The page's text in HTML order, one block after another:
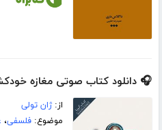
🎧 دانلود کتاب صوتی مغازه
از:ژان تولی
موضوع:فلسفی،